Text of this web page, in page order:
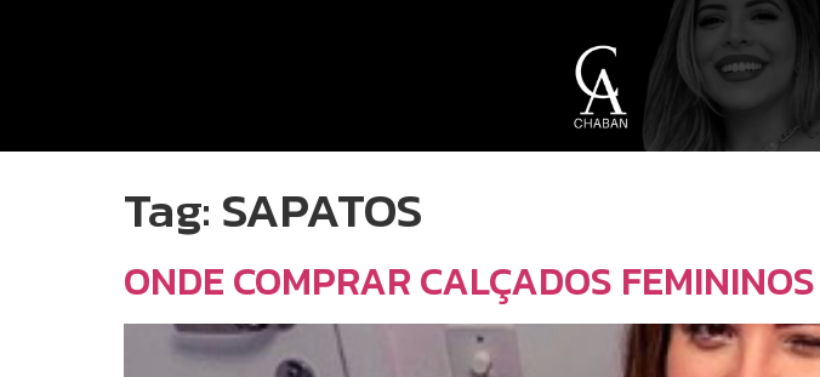
Tag: SAPATOS
ONDE COMPRAR CALÇADOS